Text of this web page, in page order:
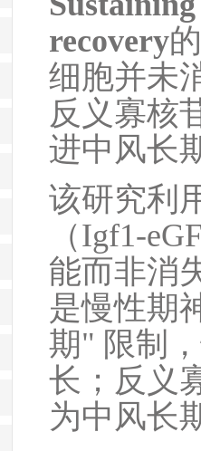
recovery
细胞并未
反义寡核
进中风长
该研究利
（Igf1-
能而非消
是慢性期
期" 限制
长；反义
为中风长